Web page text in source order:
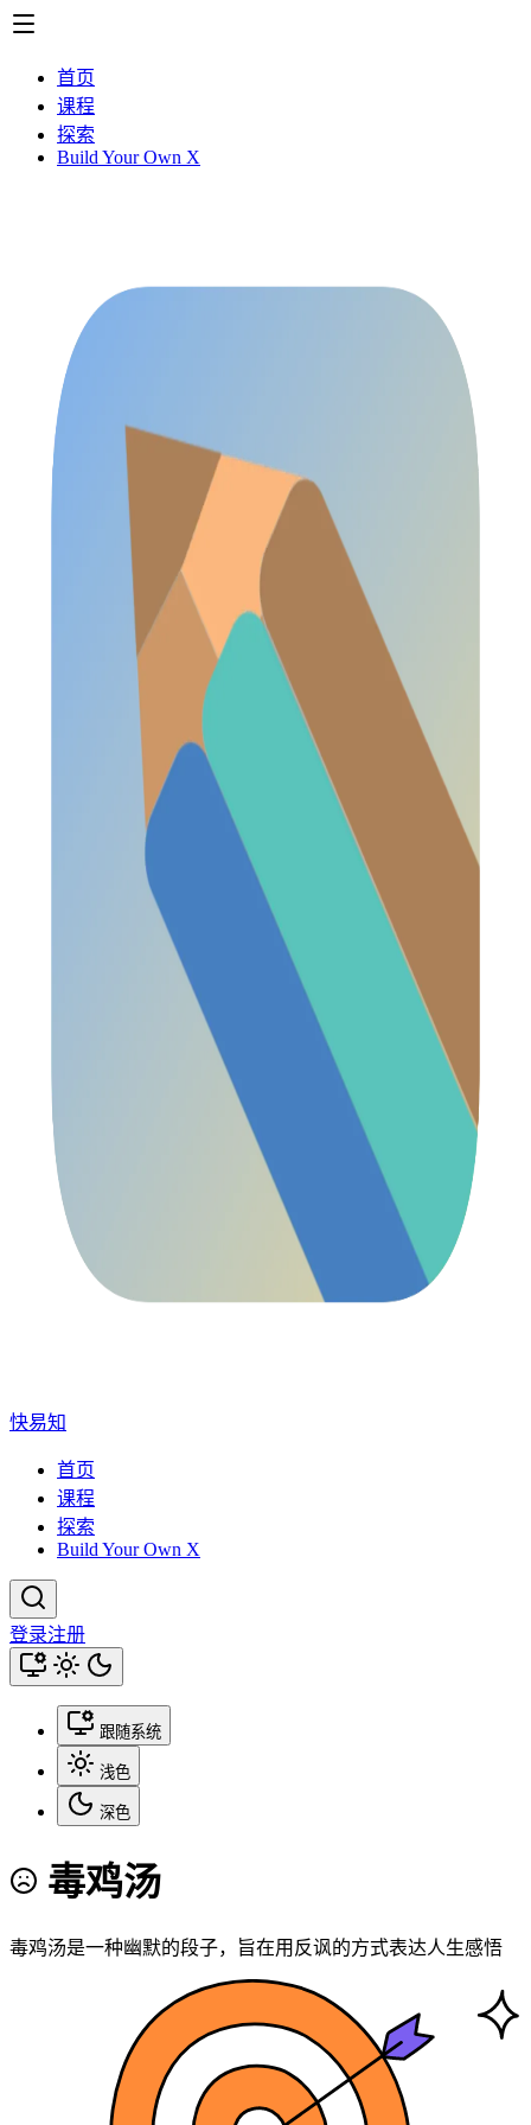
首页
课程
探索
Build Your Own X
快易知
首页
课程
探索
Build Your Own X
登录注册
跟随系统
浅色
深色
毒鸡汤
毒鸡汤是一种幽默的段子，旨在用反讽的方式表达人生感悟